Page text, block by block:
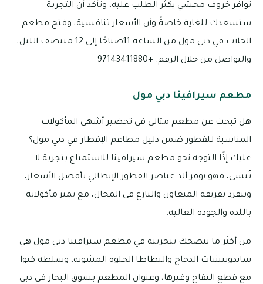
توافر خروف محشي يكثر الطلب عليه، وتأكد أن التجربة
ستسعدك للغاية خاصةً وأن الأسعار تنافسية، وفتح مطعم
الحلاب في دبي مول من الساعة 11صباحًا إلى 12 منتصف الليل،
والتواصل من خلال الرقم: +97143411880
مطعم سيرافينا دبي مول
هل تبحث عن مطعم مثالي في تحضير أشهى المأكولات
المناسبة للفطور ضمن دليل مطاعم الإفطار في دبي مول؟
عليك إذًا التوجه نحو مطعم سيرافينا للاستمتاع بتجربة لا
تُنسى، فهو يوفر ألذ عناصر الفطور الإيطالي بأفضل الأسعار،
وينفرد بفريقه المتعاون والبارع في المجال، مع تميز مأكولاته
باللذة والجودة العالية.
من أكثر ما ننصحك بتجربته في مطعم سيرافينا دبي مول هي
ساندويتشات الدجاج والبطاطا الحلوة المشوية، وسلطة كنوا
مع قطع التفاح وغيرها، وعنوان المطعم بسوق البحار في دبي –